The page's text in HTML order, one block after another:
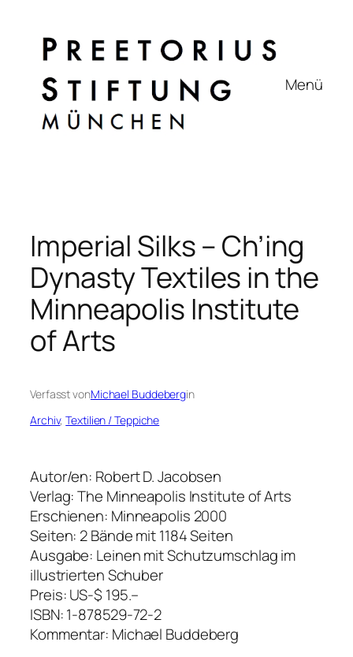
springen
Menü
Imperial Silks – Ch’ing
Dynasty Textiles in the
Minneapolis Institute
of Arts
Verfasst vonMichael Buddebergin
Archiv, Textilien / Teppiche
Autor/en: Robert D. Jacobsen
Verlag: The Minneapolis Institute of Arts
Erschienen: Minneapolis 2000
Seiten: 2 Bände mit 1184 Seiten
Ausgabe: Leinen mit Schutzumschlag im
illustrierten Schuber
Preis: US-$ 195.–
ISBN: 1-878529-72-2
Kommentar: Michael Buddeberg